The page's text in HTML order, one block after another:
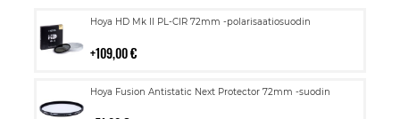
Hoya HD Mk II PL-CIR 72mm -polarisaatiosuodin
109,00 €
Lisää
Hoya Fusion Antistatic Next Protector 72mm -suodin
Lisää